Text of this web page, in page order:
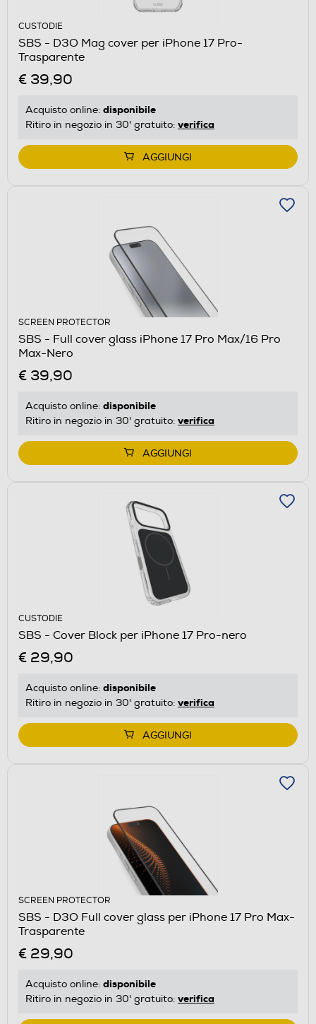
CUSTODIE
SBS - D3O Mag cover per iPhone 17 Pro-
Trasparente
€ 39,90
Acquisto online: disponibile
Ritiro in negozio in 30' gratuito: verifica
AGGIUNGI
SCREEN PROTECTOR
SBS - Full cover glass iPhone 17 Pro Max/16 Pro
Max-Nero
€ 39,90
Acquisto online: disponibile
Ritiro in negozio in 30' gratuito: verifica
AGGIUNGI
CUSTODIE
SBS - Cover Block per iPhone 17 Pro-nero
€ 29,90
Acquisto online: disponibile
Ritiro in negozio in 30' gratuito: verifica
AGGIUNGI
SCREEN PROTECTOR
SBS - D3O Full cover glass per iPhone 17 Pro Max-
Trasparente
€ 29,90
Acquisto online: disponibile
Ritiro in negozio in 30' gratuito: verifica